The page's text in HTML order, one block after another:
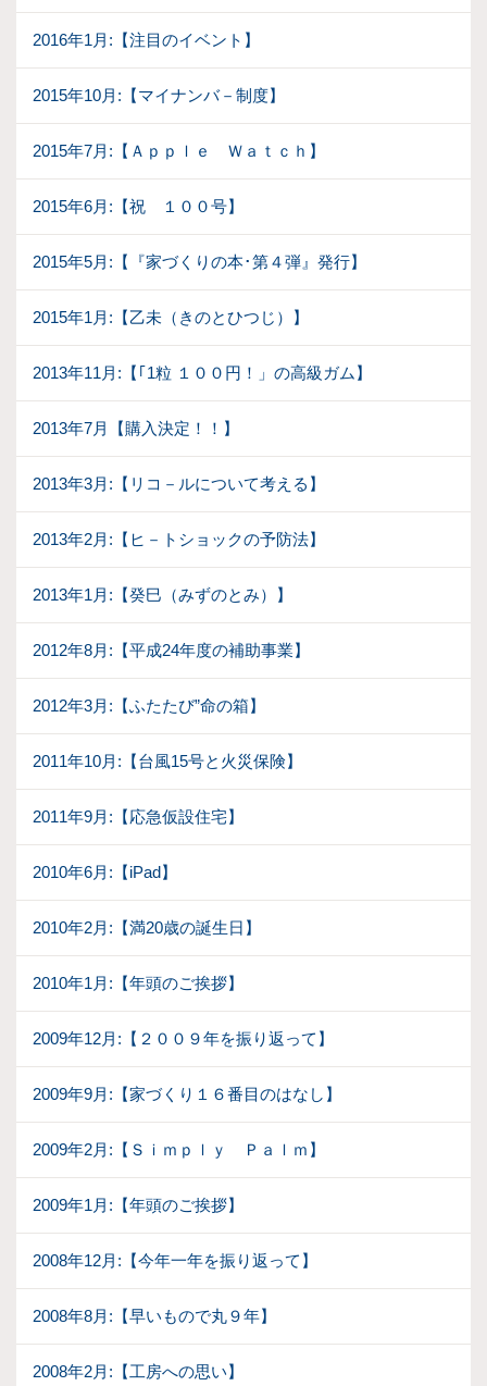
2016年1月:【注目のイベント】
2015年10月:【マイナンバ－制度】
2015年7月:【Ａｐｐｌｅ Ｗａｔｃｈ】
2015年6月:【祝 １００号】
2015年5月:【『家づくりの本･第４弾』発行】
2015年1月:【乙未（きのとひつじ）】
2013年11月:【｢1粒 １００円！」の高級ガム】
2013年7月【購入決定！！】
2013年3月:【リコ－ルについて考える】
2013年2月:【ヒ－トショックの予防法】
2013年1月:【癸巳（みずのとみ）】
2012年8月:【平成24年度の補助事業】
2012年3月:【ふたたび”命の箱】
2011年10月:【台風15号と火災保険】
2011年9月:【応急仮設住宅】
2010年6月:【iPad】
2010年2月:【満20歳の誕生日】
2010年1月:【年頭のご挨拶】
2009年12月:【２００９年を振り返って】
2009年9月:【家づくり１６番目のはなし】
2009年2月:【Ｓｉｍｐｌｙ Ｐａｌｍ】
2009年1月:【年頭のご挨拶】
2008年12月:【今年一年を振り返って】
2008年8月:【早いもので丸９年】
2008年2月:【工房への思い】